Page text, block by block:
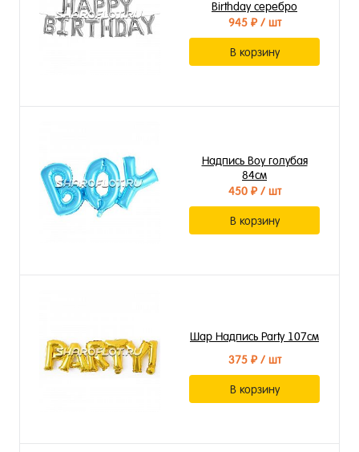
Birthday серебро
945 ₽/ шт
В корзину
Надпись Boy голубая
84см
450 ₽/ шт
В корзину
Шар Надпись Party 107см
375 ₽/ шт
В корзину